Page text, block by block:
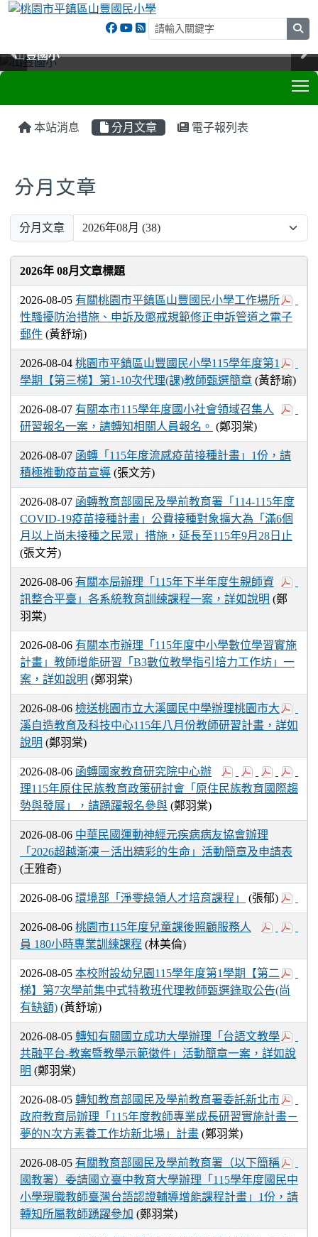
山豐國小
山豐國小
山豐國小
山豐國小
本站消息 分月文章 電子報列表
分月文章
分月文章
Preference
2026年 08月文章標題
2026-08-05 有關桃園市平鎮區山豐國民小學工作場所
性騷擾防治措施、申訴及懲戒規範修正申訴管道之電子
郵件 (黃舒瑜)
2026-08-04 桃園市平鎮區山豐國民小學115學年度第1
學期【第三梯】第1-10次代理(課)教師甄選簡章 (黃舒瑜)
2026-08-07 有關本市115學年度國小社會領域召集人
研習報名一案，請轉知相關人員報名。 (鄭羽棠)
2026-08-07 函轉「115年度流感疫苗接種計畫」1份，請
積極推動疫苗宣導 (張文芳)
2026-08-07 函轉教育部國民及學前教育署「114-115年度
COVID-19疫苗接種計畫」公費接種對象擴大為「滿6個
月以上尚未接種之民眾」措施，延長至115年9月28日止
(張文芳)
2026-08-06 有關本局辦理「115年下半年度生親師資
訊整合平臺」各系統教育訓練課程一案，詳如說明 (鄭
羽棠)
2026-08-06 有關本市辦理「115年度中小學數位學習實施
計畫」教師增能研習「B3數位教學指引培力工作坊」一
案，詳如說明 (鄭羽棠)
2026-08-06 檢送桃園市立大溪國民中學辦理桃園市大
溪自造教育及科技中心115年八月份教師研習計畫，詳如
說明 (鄭羽棠)
2026-08-06 函轉國家教育研究院中心辦
理115年原住民族教育政策研討會「原住民族教育國際趨
勢與發展」，請踴躍報名參與 (鄭羽棠)
2026-08-06 中華民國運動神經元疾病病友協會辦理
「2026超越漸凍－活出精彩的生命」活動簡章及申請表
(王雅奇)
2026-08-06 環境部「淨零綠領人才培育課程」 (張郁)
2026-08-06 桃園市115年度兒童課後照顧服務人
員 180小時專業訓練課程 (林美倫)
2026-08-05 本校附設幼兒園115學年度第1學期【第二
梯】第7次學前集中式特教班代理教師甄選錄取公告(尚
有缺額) (黃舒瑜)
2026-08-05 轉知有關國立成功大學辦理「台語文教學
共融平台-教案暨教學示範徵件」活動簡章一案，詳如說
明 (鄭羽棠)
2026-08-05 轉知教育部國民及學前教育署委託新北市
政府教育局辦理「115年度教師專業成長研習實施計畫－
夢的N次方素養工作坊新北場」計畫 (鄭羽棠)
2026-08-05 有關教育部國民及學前教育署（以下簡稱
國教署）委請國立臺中教育大學辦理「115學年度國民中
小學現職教師臺灣台語認證輔導增能課程計畫」1份，請
轉知所屬教師踴躍參加 (鄭羽棠)